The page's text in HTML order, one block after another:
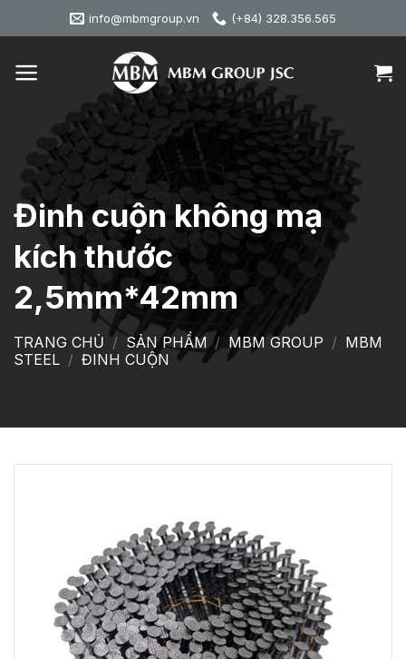
to
info@mbmgroup.vn (+84) 328.356.565
Đinh cuộn không mạ
kích thước
2,5mm*42mm
TRANG CHỦ / SẢN PHẨM / MBM GROUP / MBM
STEEL / ĐINH CUỘN